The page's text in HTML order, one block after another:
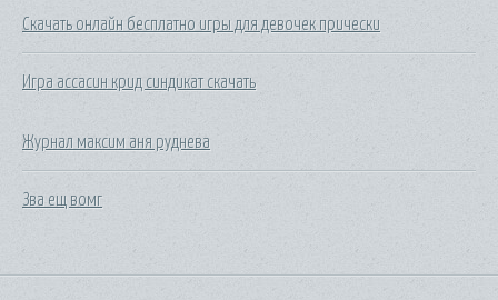
Скачать онлайн бесплатно игры для девочек прически
Игра ассасин крид синдикат скачать
Журнал максим аня руднева
Зва ещ вомг